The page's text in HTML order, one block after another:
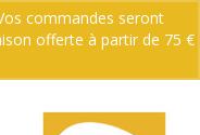
commandes seront
offerte à partir de 75 €